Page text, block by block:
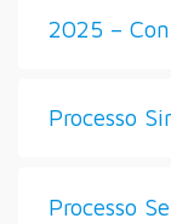
2025 –
Processo
Processo